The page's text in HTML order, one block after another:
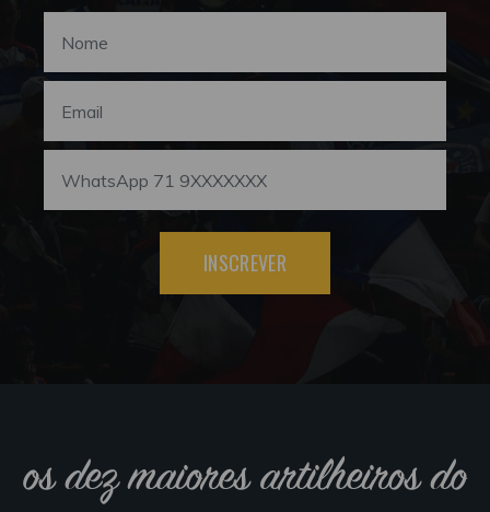
INSCREVER
os dez maiores artilheiros do